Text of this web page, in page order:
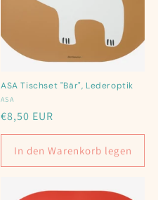
ASA Tischset "Bär", Lederoptik
Anbieter:
ASA
Normaler
Preis
€8,50 EUR
In den Warenkorb legen